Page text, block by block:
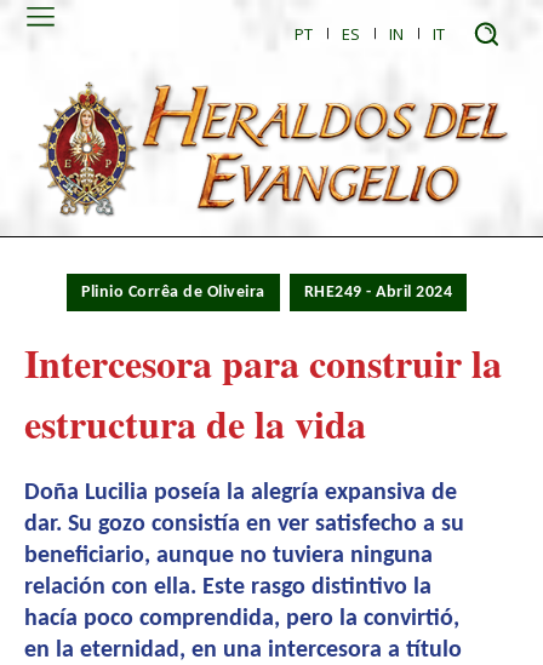
PT ES IN IT
Plinio Corrêa de Oliveira RHE249 - Abril 2024
Intercesora para construir la
estructura de la vida
Doña Lucilia poseía la alegría expansiva de
dar. Su gozo consistía en ver satisfecho a su
beneficiario, aunque no tuviera ninguna
relación con ella. Este rasgo distintivo la
hacía poco comprendida, pero la convirtió,
en la eternidad, en una intercesora a título